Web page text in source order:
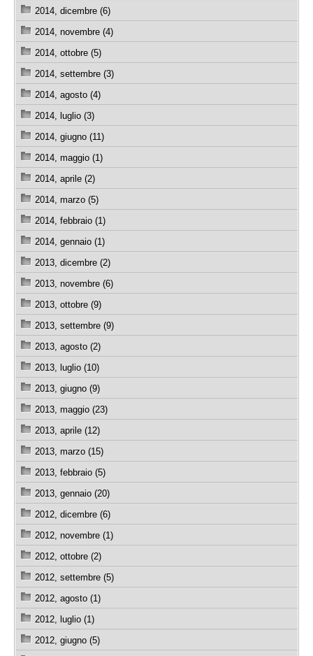
2014, dicembre (6)
2014, novembre (4)
2014, ottobre (5)
2014, settembre (3)
2014, agosto (4)
2014, luglio (3)
2014, giugno (11)
2014, maggio (1)
2014, aprile (2)
2014, marzo (5)
2014, febbraio (1)
2014, gennaio (1)
2013, dicembre (2)
2013, novembre (6)
2013, ottobre (9)
2013, settembre (9)
2013, agosto (2)
2013, luglio (10)
2013, giugno (9)
2013, maggio (23)
2013, aprile (12)
2013, marzo (15)
2013, febbraio (5)
2013, gennaio (20)
2012, dicembre (6)
2012, novembre (1)
2012, ottobre (2)
2012, settembre (5)
2012, agosto (1)
2012, luglio (1)
2012, giugno (5)